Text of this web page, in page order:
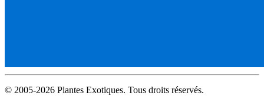
© 2005-2026 Plantes Exotiques. Tous droits réservés.